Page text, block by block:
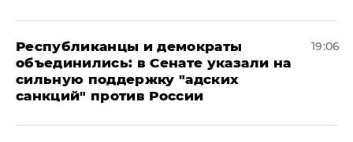
Республиканцы и демократы
объединились: в Сенате указали на
сильную поддержку "адских
санкций" против России
19:06